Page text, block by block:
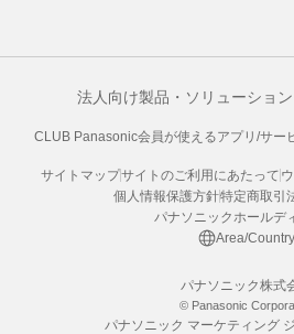
法人向け製品・ソリューション
CLUB Panasonic会員が使えるアプリ/サー
サイトマップサイトのご利用にあたって
個人情報保護方針特定商取引
パナソニックホールデ
Area/Country
パナソニック株式
© Panasonic
パナソニック マーケティング